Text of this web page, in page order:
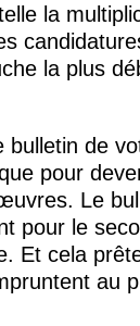
la
la plus
bulletin de
pour
Le
pour le
Et cela
au